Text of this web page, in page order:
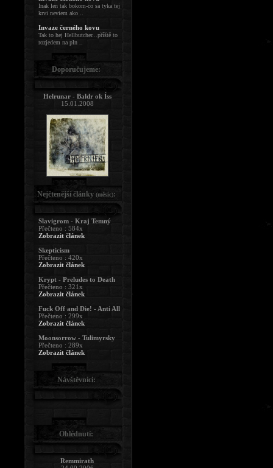
Inak len tak bokom-co sa tyka tej
krvi neviem ako ..
Invaze černého kovu
Tak to hej Hellbutcher...příště to
rozjedem na pln ..
Doporučujeme:
Helrunar - Baldr ok Íss
15.01.2008
Nejčtenější články (měsíc):
Slavigrom - Kraj Temný
Přečteno : 584x
Zobrazit článek
Skepticism
Přečteno : 420x
Zobrazit článek
Krypt - Preludes to Death
Přečteno : 321x
Zobrazit článek
Fuck Off and Die! - Anti All
Přečteno : 299x
Zobrazit článek
Moonsorrow - Tulimyrsky
Přečteno : 289x
Zobrazit článek
Návštěvníci:
Ohlédnutí:
Remmirath